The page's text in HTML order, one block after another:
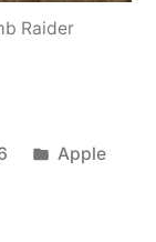
Raider
Publié
Apple